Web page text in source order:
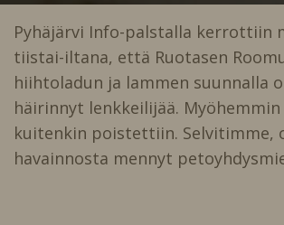
Pyhäjärvi Info-palstalla kerrottiin
tiistai-iltana, että Ruotasen
hiihtoladun ja lammen suunnalla
häirinnyt lenkkeilijää.
kuitenkin poistettiin. Selvitimme,
havainnosta mennyt